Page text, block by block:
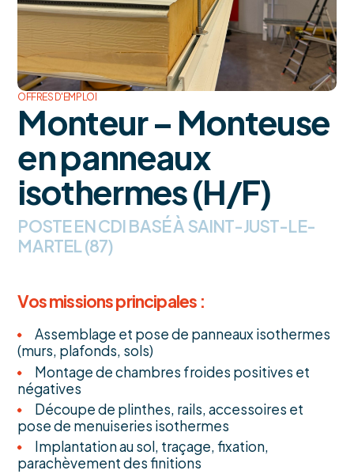
OFFRES D'EMPLOI
Monteur – Monteuse
en panneaux
isothermes (H/F)
POSTE EN CDI BASÉ À SAINT-JUST-LE-
MARTEL (87)
Vos missions principales :
Assemblage et pose de panneaux isothermes
(murs, plafonds, sols)
Montage de chambres froides positives et
négatives
Découpe de plinthes, rails, accessoires et
pose de menuiseries isothermes
Implantation au sol, traçage, fixation,
parachèvement des finitions